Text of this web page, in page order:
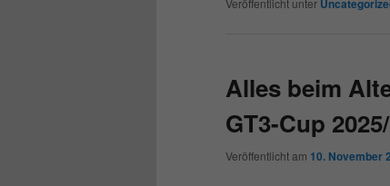
Alles beim
GT3-Cup
Veröffentlicht am 10. November